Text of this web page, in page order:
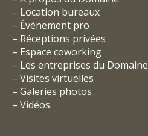
– Location bureaux
– Événement pro
– Réceptions privées
– Espace coworking
– Les entreprises du Domaine
– Visites virtuelles
– Galeries photos
– Vidéos